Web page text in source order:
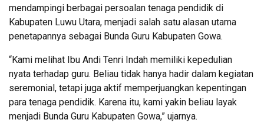
mendampingi berbagai persoalan tenaga pendidik di
Kabupaten Luwu Utara, menjadi salah satu alasan utama
penetapannya sebagai Bunda Guru Kabupaten Gowa.
“Kami melihat Ibu Andi Tenri Indah memiliki kepedulian
nyata terhadap guru. Beliau tidak hanya hadir dalam kegiatan
seremonial, tetapi juga aktif memperjuangkan kepentingan
para tenaga pendidik. Karena itu, kami yakin beliau layak
menjadi Bunda Guru Kabupaten Gowa,” ujarnya.